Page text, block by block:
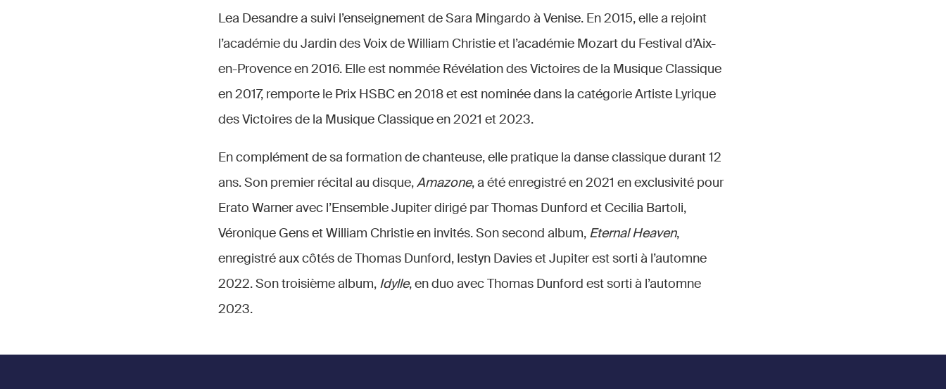
Lea Desandre a suivi l’enseignement de Sara Mingardo à Venise. En 2015, elle a rejoint
l’académie du Jardin des Voix de William Christie et l’académie Mozart du Festival d’Aix-
en-Provence en 2016. Elle est nommée Révélation des Victoires de la Musique Classique
en 2017, remporte le Prix HSBC en 2018 et est nominée dans la catégorie Artiste Lyrique
des Victoires de la Musique Classique en 2021 et 2023.
En complément de sa formation de chanteuse, elle pratique la danse classique durant 12
ans. Son premier récital au disque,Amazone, a été enregistré en 2021 en exclusivité pour
Erato Warner avec l’Ensemble Jupiter dirigé par Thomas Dunford et Cecilia Bartoli,
Véronique Gens et William Christie en invités. Son second album, Eternal Heaven,
enregistré aux côtés de Thomas Dunford, Iestyn Davies et Jupiter est sorti à l’automne
2022. Son troisième album, Idylle, en duo avec Thomas Dunford est sorti à l’automne
2023.